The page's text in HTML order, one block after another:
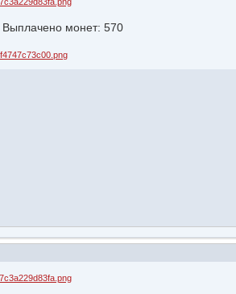
Выплачено монет: 570